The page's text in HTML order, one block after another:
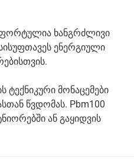
ხანგრძლივი
ენერგიული
ტექნიკური მონაცემები
წვდომას. Pbm100
ან გაყიდვის